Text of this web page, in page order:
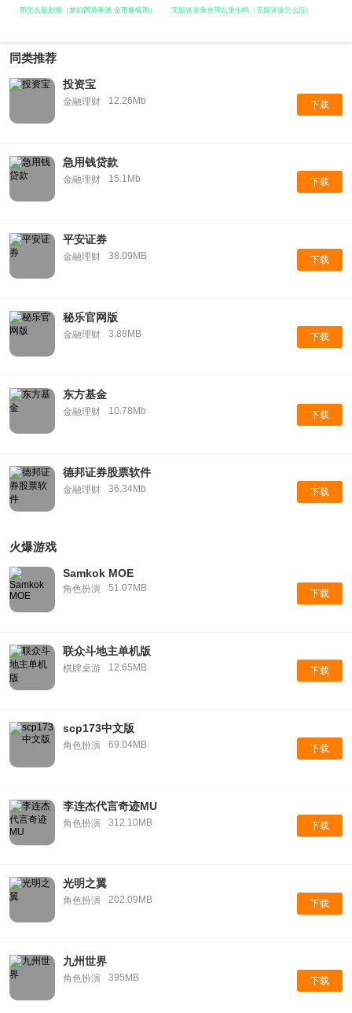
币怎么最划算（梦幻西游手游 金币换银币） 无期迷途角色可以重生吗（无期迷途怎么玩）
同类推荐
投资宝
金融理财 12.26Mb 下载
急用钱贷款
金融理财 15.1Mb 下载
平安证券
金融理财 38.09MB 下载
秘乐官网版
金融理财 3.88MB 下载
东方基金
金融理财 10.78Mb 下载
德邦证券股票软件
金融理财 36.34Mb 下载
火爆游戏
Samkok MOE
角色扮演 51.07MB 下载
联众斗地主单机版
棋牌桌游 12.65MB 下载
scp173中文版
角色扮演 69.04MB 下载
李连杰代言奇迹MU
角色扮演 312.10MB 下载
光明之翼
角色扮演 202.09MB 下载
九州世界
角色扮演 395MB 下载